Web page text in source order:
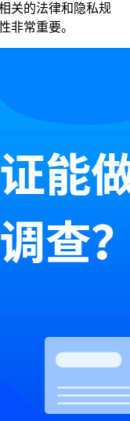
关的法律和隐私规
非常重要。